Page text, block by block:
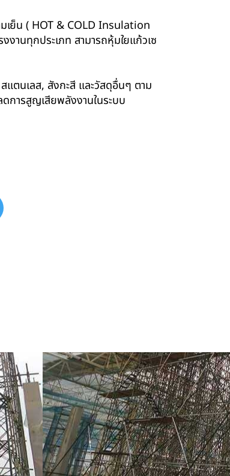
เย็น ( HOT & COLD Insulation
านทุกประเภท สามารถหุ้มใยแก้วเซ
ตนเลส, สังกะสี และวัสดุอื่นๆ ตาม
การสูญเสียพลังงานในระบบ